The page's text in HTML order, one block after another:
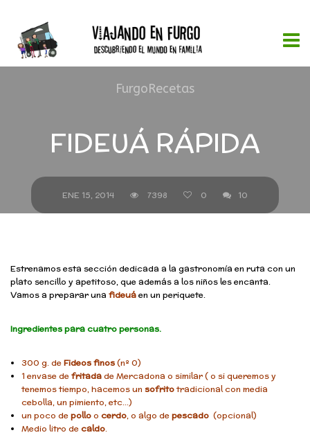
FurgoRecetas
FIDEUÁ RÁPIDA
ENE 15, 2014 7398 0 10
Estrenamos esta sección dedicada a la gastronomía en ruta con un
plato sencillo y apetitoso, que además a los niños les encanta.
Vamos a preparar una fideuáen un periquete.
Ingredientes para cuatro personas.
300 g. deFideos finos(nº 0)
1 envase defritadade Mercadona o similar ( o si queremos y
tenemos tiempo, hacemos un sofritotradicional con media
cebolla, un pimiento, etc…)
un poco depolloo cerdo, o algo depescado(opcional)
Medio litro decaldo.